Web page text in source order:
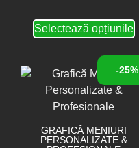
Selectează opțiunile
-25%
GRAFICĂ MENIURI
PERSONALIZATE &